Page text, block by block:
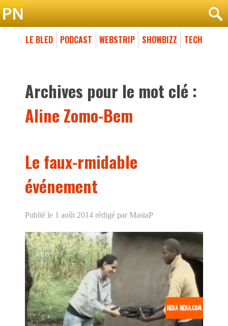
LE BLED PODCAST WEBSTRIP SHOWBIZZ TECH
Archives pour le mot clé :
Aline Zomo-Bem
Le faux-rmidable
événement
Publié le 1 août 2014 rédigé par MastaP